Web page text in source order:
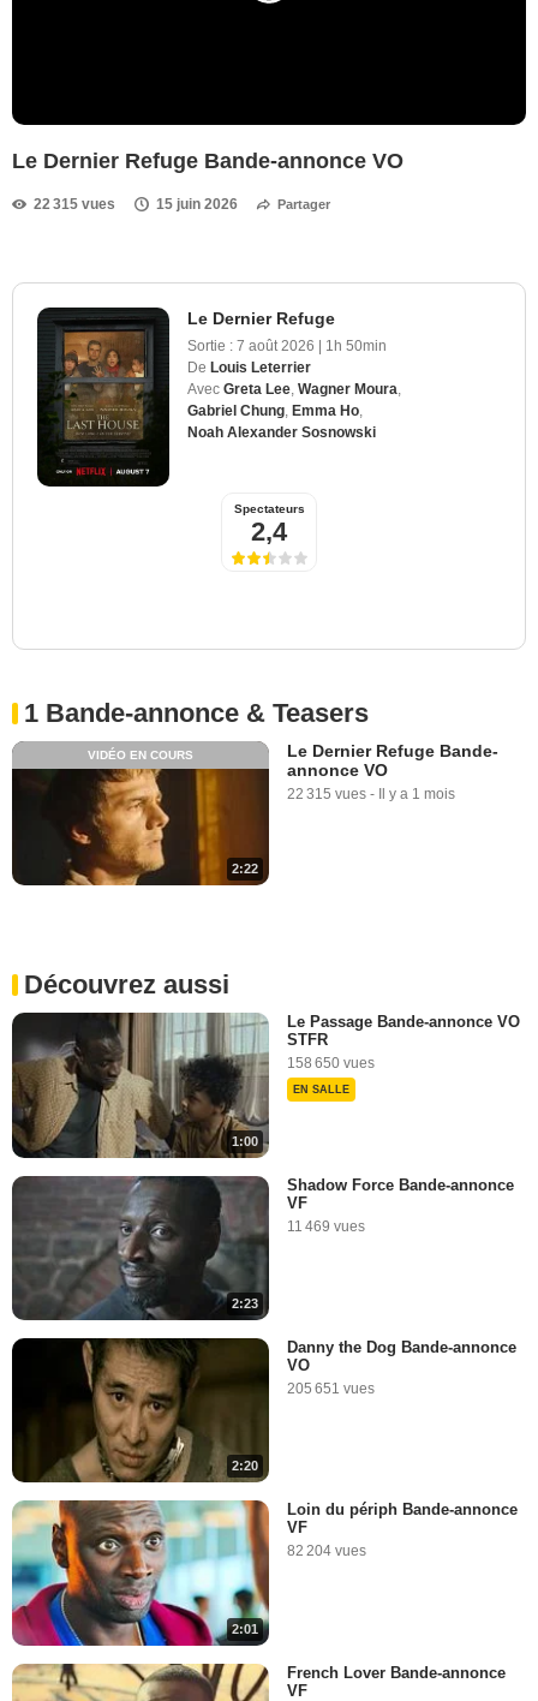
Le Dernier Refuge Bande-annonce VO
22 315 vues 15 juin 2026 Partager
Le Dernier Refuge
Sortie : 7 août 2026 | 1h 50min
De Louis Leterrier
Avec Greta Lee Wagner Moura
Gabriel Chung Emma Ho
Noah Alexander Sosnowski
Spectateurs
2,4
1 Bande-annonce & Teasers
2:22
VIDÉO EN COURS
Le Dernier Refuge Bande-
annonce VO
22 315 vues - Il y a 1 mois
Découvrez aussi
1:00
Le Passage Bande-annonce VO
STFR
158 650 vues
EN SALLE
2:23
Shadow Force Bande-annonce
VF
11 469 vues
2:20
Danny the Dog Bande-annonce
VO
205 651 vues
2:01
Loin du périph Bande-annonce
VF
82 204 vues
French Lover Bande-annonce
VF